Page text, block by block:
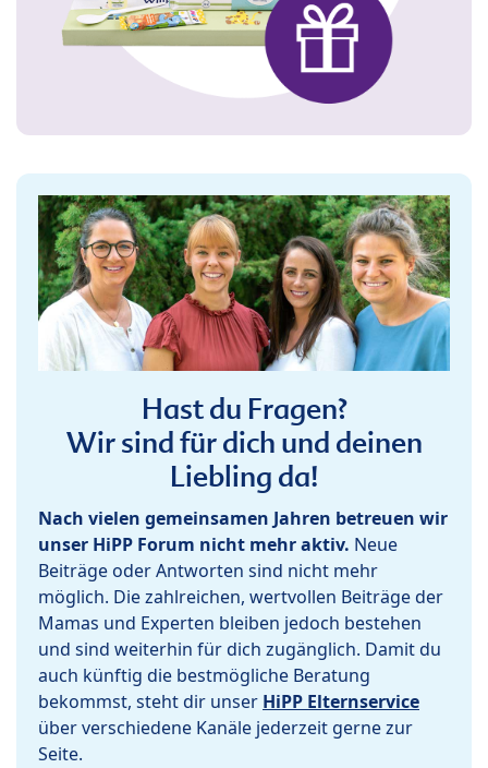
Hast du Fragen?
Wir sind für dich und deinen
Liebling da!
Nach vielen gemeinsamen Jahren betreuen wir
unser HiPP Forum nicht mehr aktiv. Neue
Beiträge oder Antworten sind nicht mehr
möglich. Die zahlreichen, wertvollen Beiträge der
Mamas und Experten bleiben jedoch bestehen
und sind weiterhin für dich zugänglich. Damit du
auch künftig die bestmögliche Beratung
bekommst, steht dir unser HiPP Elternservice
über verschiedene Kanäle jederzeit gerne zur
Seite.